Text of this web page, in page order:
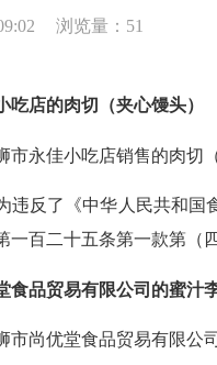
浏览量： 51
吃店的肉切（夹心馒头）
市永佳小吃店销售的肉切
违反了《中华人民共和国
一百二十五条第一款第（
食品贸易有限公司的蜜汁
市尚优堂食品贸易有限公